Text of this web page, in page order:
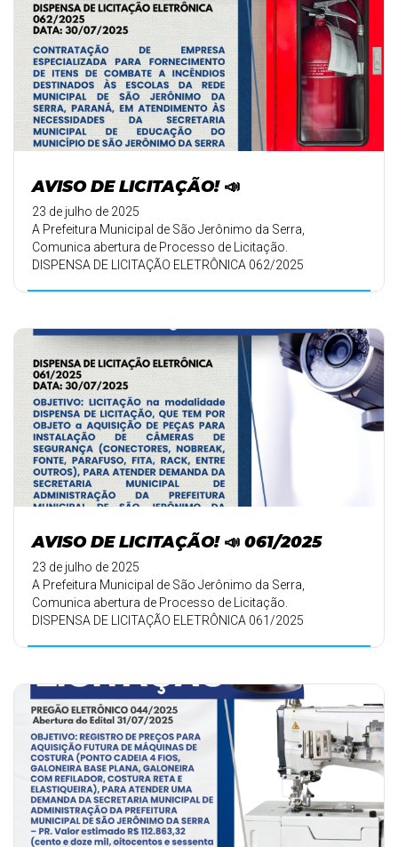
AVISO DE LICITAÇÃO! 📣
23 de julho de 2025
A Prefeitura Municipal de São Jerônimo da Serra,
Comunica abertura de Processo de Licitação.
DISPENSA DE LICITAÇÃO ELETRÔNICA 062/2025
AVISO DE LICITAÇÃO! 📣 061/2025
23 de julho de 2025
A Prefeitura Municipal de São Jerônimo da Serra,
Comunica abertura de Processo de Licitação.
DISPENSA DE LICITAÇÃO ELETRÔNICA 061/2025